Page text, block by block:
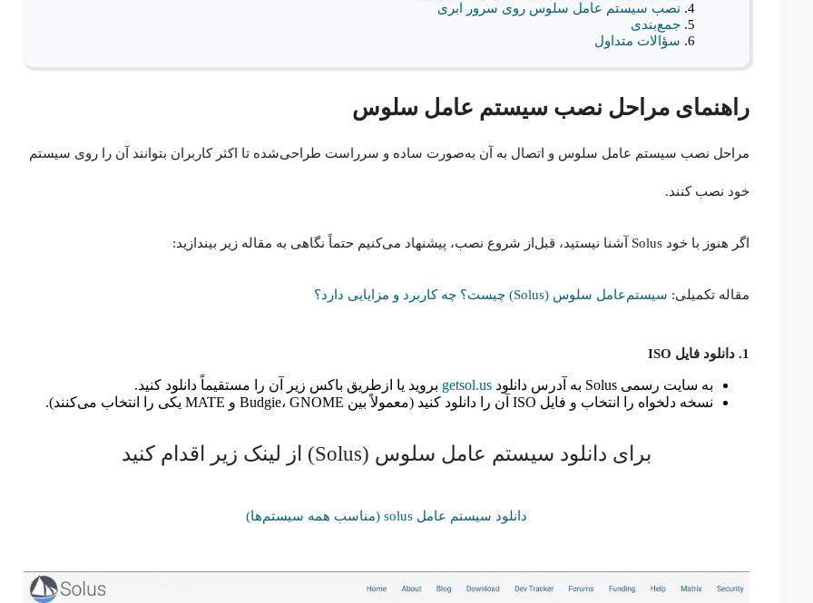
نصب سیستم عامل سلوس روی سرور ابری
جمع‌بندی
سؤالات متداول
راهنمای مراحل نصب سیستم‌ عامل سلوس
مراحل نصب سیستم‌ عامل سلوس و اتصال به آن به‌صورت ساده و سرراست طراحی‌شده تا اکثر کاربران بتوانند آن را روی سیستم
خود نصب کنند.
اگر هنوز با خود Solus آشنا نیستید، قبل‌از شروع نصب، پیشنهاد می‌کنیم حتماً نگاهی به مقاله زیر بیندازید:
مقاله تکمیلی: سیستم‌عامل سلوس (Solus) چیست؟ چه کاربرد و مزایایی دارد؟
1. دانلود فایل ISO
به سایت رسمی Solus به آدرس دانلود getsol.us بروید یا ازطریق باکس زیر آن را مستقیماً دانلود کنید.
نسخه دلخواه را انتخاب و فایل ISO آن را دانلود کنید (معمولاً بین Budgie، GNOME و MATE یکی را انتخاب می‌کنند).
برای دانلود سیستم عامل سلوس (Solus) از لینک زیر اقدام کنید
دانلود سیستم عامل solus (مناسب همه سیستم‌ها)